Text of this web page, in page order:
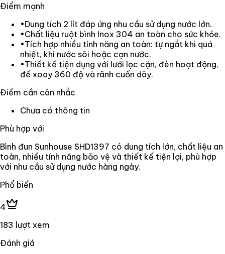
Điểm mạnh
•Dung tích 2 lít đáp ứng nhu cầu sử dụng nước lớn.
•Chất liệu ruột bình Inox 304 an toàn cho sức khỏe.
•Tích hợp nhiều tính năng an toàn: tự ngắt khi quá
nhiệt, khi nước sôi hoặc cạn nước.
•Thiết kế tiện dụng với lưới lọc cặn, đèn hoạt động,
đế xoay 360 độ và rãnh cuốn dây.
Điểm cần cân nhắc
Chưa có thông tin
Phù hợp với
Bình đun Sunhouse SHD1397 có dung tích lớn, chất liệu an
toàn, nhiều tính năng bảo vệ và thiết kế tiện lợi, phù hợp
với nhu cầu sử dụng nước hàng ngày.
Phổ biến
4
183 lượt xem
Đánh giá